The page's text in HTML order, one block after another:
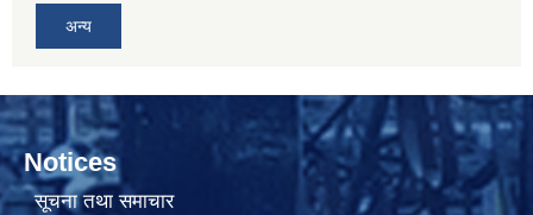
अन्य
Notices
सूचना तथा समाचार